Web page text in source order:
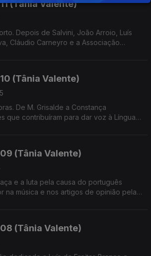
(Tânia Valente)
Depois de Salvini, João Arroio, Luís
Cláudio Carneyro e a Associação
(Tânia Valente)
De M. Grisalde a Constança
que contribuíram para dar voz à Língua
(Tânia Valente)
e a luta pela causa do português
na música e nos artigos de opinião pela
(Tânia Valente)